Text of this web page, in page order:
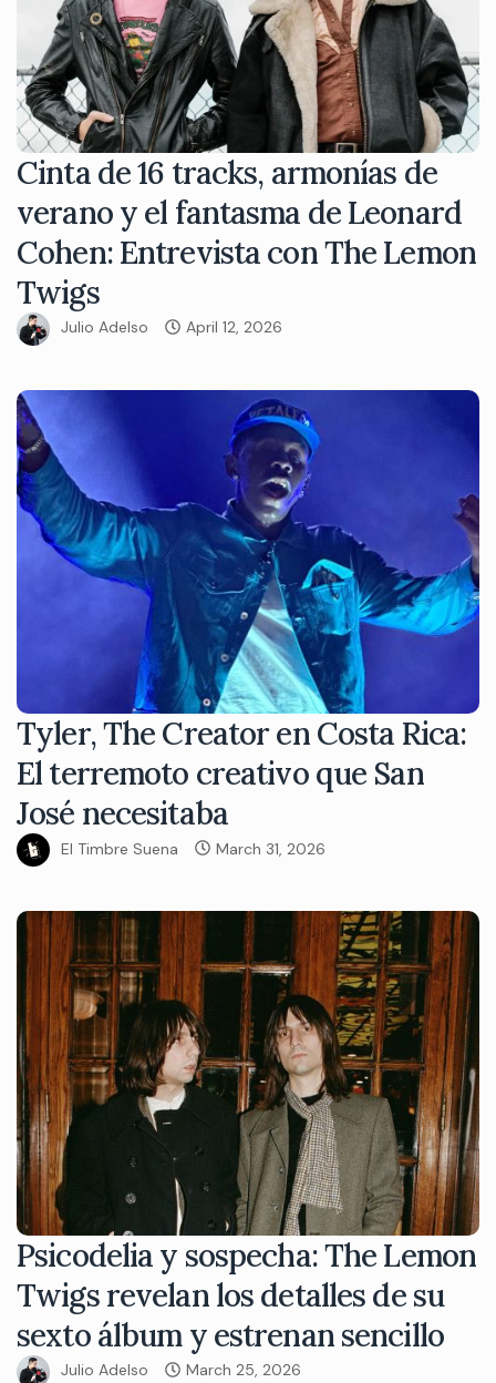
Cinta de 16 tracks, armonías de
verano y el fantasma de Leonard
Cohen: Entrevista con The Lemon
Twigs
Julio Adelso April 12, 2026
Tyler, The Creator en Costa Rica:
El terremoto creativo que San
José necesitaba
El Timbre Suena March 31, 2026
Psicodelia y sospecha: The Lemon
Twigs revelan los detalles de su
sexto álbum y estrenan sencillo
Julio Adelso March 25, 2026